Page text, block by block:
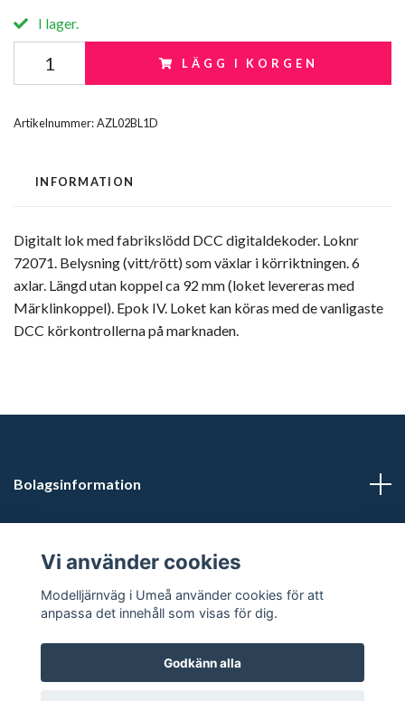
I lager.
LÄGG I KORGEN
Artikelnummer:AZL02BL1D
INFORMATION
Digitalt lok med fabrikslödd DCC digitaldekoder. Loknr
72071. Belysning (vitt/rött) som växlar i körriktningen. 6
axlar. Längd utan koppel ca 92 mm (loket levereras med
Märklinkoppel). Epok IV. Loket kan köras med de vanligaste
DCC körkontrollerna på marknaden.
Bolagsinformation
Butikstider: Vardagar kl 12.00-15.00. Övrig tid efter
överenskommelse.
Vi använder cookies
Modelljärnväg i Umeå använder cookies för att
anpassa det innehåll som visas för dig.
Godkänn alla